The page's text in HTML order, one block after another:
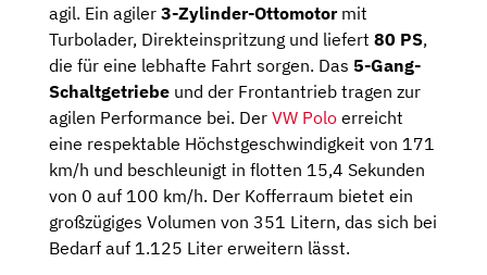
agil. Ein agiler 3-Zylinder-Ottomotormit
Turbolader, Direkteinspritzung und liefert 80 PS,
die für eine lebhafte Fahrt sorgen. Das 5-Gang-
Schaltgetriebe und der Frontantrieb tragen zur
agilen Performance bei. Der VW Polo erreicht
eine respektable Höchstgeschwindigkeit von 171
km/h und beschleunigt in flotten 15,4 Sekunden
von 0 auf 100 km/h. Der Kofferraum bietet ein
großzügiges Volumen von 351 Litern, das sich bei
Bedarf auf 1.125 Liter erweitern lässt.